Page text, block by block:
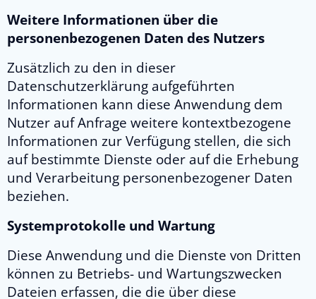
Weitere Informationen über die
personenbezogenen Daten des Nutzers
Zusätzlich zu den in dieser
Datenschutzerklärung aufgeführten
Informationen kann diese Anwendung dem
Nutzer auf Anfrage weitere kontextbezogene
Informationen zur Verfügung stellen, die sich
auf bestimmte Dienste oder auf die Erhebung
und Verarbeitung personenbezogener Daten
beziehen.
Systemprotokolle und Wartung
Diese Anwendung und die Dienste von Dritten
können zu Betriebs- und Wartungszwecken
Dateien erfassen, die die über diese